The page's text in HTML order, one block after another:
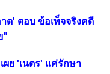
ด' ตอบ ข้อเท็จจริงคดี
"
ย 'เนตร' แค่รักษา